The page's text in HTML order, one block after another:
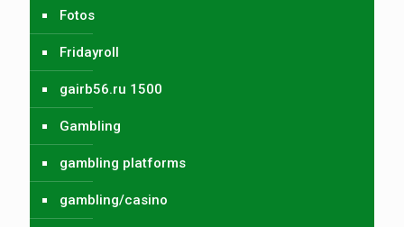
Fotos
Fridayroll
gairb56.ru 1500
Gambling
gambling platforms
gambling/casino